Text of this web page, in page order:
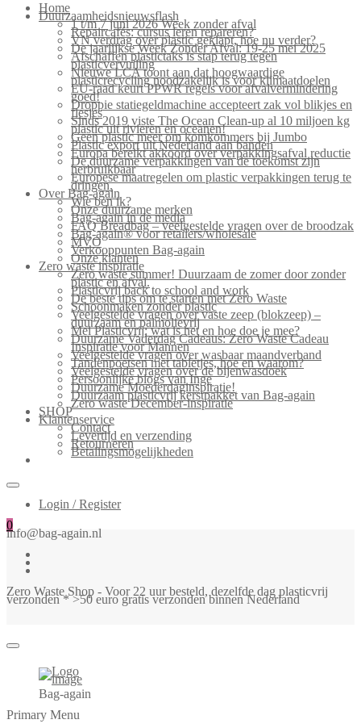
Home
Duurzaamheidsnieuwsflash
1 t/m 7 juni 2026 Week zonder afval
Repaircafés: cursus leren repareren?
VN verdrag over plastic geklapt, hoe nu verder?
De jaarlijkse Week Zonder Afval: 19-25 mei 2025
Afschaffen plastictaks is stap terug tegen
plasticvervuiling
Nieuwe LCA toont aan dat hoogwaardige
plasticrecycling noodzakelijk is voor klimaatdoelen
EU-raad keurt PPWR regels voor afvalvermindering
goed!
Droppie statiegeldmachine accepteert zak vol blikjes en
flesjes
Sinds 2019 viste The Ocean Clean-up al 10 miljoen kg
plastic uit rivieren en oceanen!
Geen plastic meer om komkommers bij Jumbo
Plastic export uit Nederland aan banden
Europa bereikt akkoord over verpakkingsafval reductie
De duurzame verpakkingen van de toekomst zijn
herbruikbaar
Europese maatregelen om plastic verpakkingen terug te
dringen.
Over Bag-again
Wie ben ik?
Onze duurzame merken
Bag-again in de media
FAQ Breadbag – veelgestelde vragen over de broodzak
Bag-again® voor retailers/wholesale
MVO
Verkooppunten Bag-again
Onze klanten
Zero waste inspiratie
Zero waste summer! Duurzaam de zomer door zonder
plastic en afval.
Plasticvrij back to school and work
De beste tips om te starten met Zero Waste
Schoonmaken zonder plastic
Veelgestelde vragen over vaste zeep (blokzeep) –
duurzaam en palmolievrij
Mei Plasticvrij: wat is het en hoe doe je mee?
Duurzame Vaderdag Cadeaus: Zero Waste Cadeau
Inspiratie voor Mannen
Veelgestelde vragen over wasbaar maandverband
Tandenpoetsen met tabletjes, hoe en waarom?
Veelgestelde vragen over de bijenwasdoek
Persoonlijke blogs van Inge
Duurzame Moederdaginspiratie!
Duurzaam plasticvrij kerstpakket van Bag-again
Zero waste December-inspiratie
SHOP
Klantenservice
Contact
Levertijd en verzending
Retourneren
Betalingsmogelijkheden
Login / Register
0
info@bag-again.nl
Zero Waste Shop - Voor 22 uur besteld, dezelfde dag plasticvrij
verzonden * >50 euro gratis verzonden binnen Nederland
Bag-again
Primary Menu